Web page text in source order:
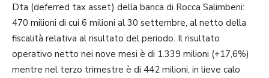
Dta (deferred tax asset) della banca di Rocca Salimbeni:
470 milioni di cui 6 milioni al 30 settembre, al netto della
fiscalità relativa al risultato del periodo. Il risultato
operativo netto nei nove mesi è di 1.339 milioni (+17,6%)
mentre nel terzo trimestre è di 442 milioni, in lieve calo